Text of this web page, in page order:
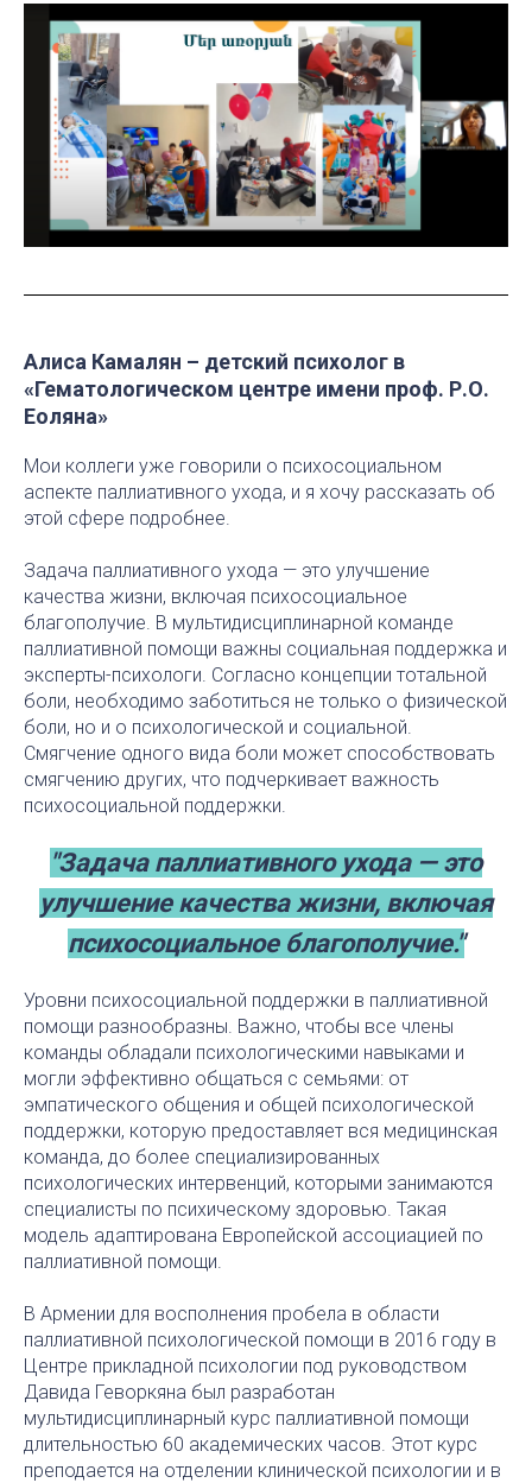
Алиса Камалян – детский психолог в
«Гематологическом центре имени проф. Р.О.
Еоляна»
Мои коллеги уже говорили о психосоциальном
аспекте паллиативного ухода, и я хочу рассказать об
этой сфере подробнее.
Задача паллиативного ухода — это улучшение
качества жизни, включая психосоциальное
благополучие. В мультидисциплинарной команде
паллиативной помощи важны социальная поддержка и
эксперты-психологи. Согласно концепции тотальной
боли, необходимо заботиться не только о физической
боли, но и о психологической и социальной.
Смягчение одного вида боли может способствовать
смягчению других, что подчеркивает важность
психосоциальной поддержки.
"Задача паллиативного ухода — это
улучшение качества жизни, включая
психосоциальное благополучие."
Уровни психосоциальной поддержки в паллиативной
помощи разнообразны. Важно, чтобы все члены
команды обладали психологическими навыками и
могли эффективно общаться с семьями: от
эмпатического общения и общей психологической
поддержки, которую предоставляет вся медицинская
команда, до более специализированных
психологических интервенций, которыми занимаются
специалисты по психическому здоровью. Такая
модель адаптирована Европейской ассоциацией по
паллиативной помощи.
В Армении для восполнения пробела в области
паллиативной психологической помощи в 2016 году в
Центре прикладной психологии под руководством
Давида Геворкяна был разработан
мультидисциплинарный курс паллиативной помощи
длительностью 60 академических часов. Этот курс
преподается на отделении клинической психологии и в